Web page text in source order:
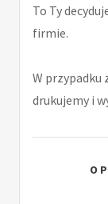
To Ty
firmie.
W przypadku
drukujemy i